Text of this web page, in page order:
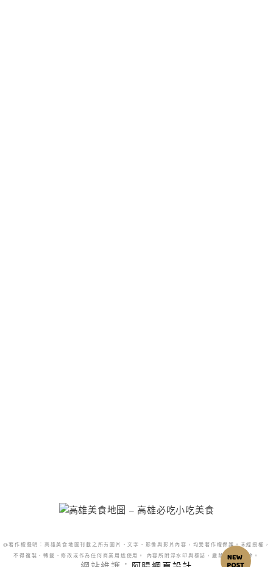
@著作權聲明：高雄美食地圖刊載之所有圖片、文字、影像與影片內容，均受著作權保護。未經授權，
不得複製、轉載、修改或作為任何商業用途使用。 內容所附浮水印與標誌，嚴禁更改或移除。